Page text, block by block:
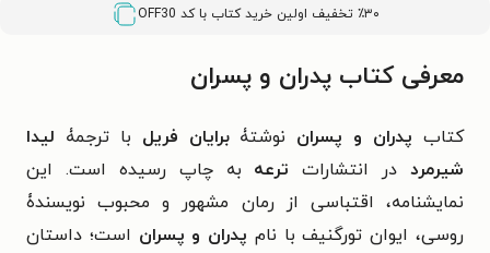
٪۳۰ تخفیف اولین خرید کتاب با کد OFF30
معرفی کتاب پدران و پسران
کتاب پدران و پسران نوشتۀبرایان فریل با ترجمۀ لیدا
شیرمرد در انتشارات ترعه به چاپ رسیده است. این
نمایشنامه، اقتباسی از رمان مشهور و محبوب نویسندۀ
روسی، ایوان تورگنیف با نام پدران و پسران است؛ داستان